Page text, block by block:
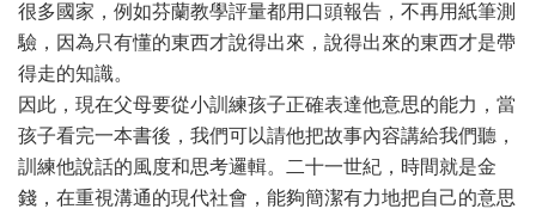
很多國家，例如芬蘭教學評量都用口頭報告，不再用紙筆測
驗，因為只有懂的東西才說得出來，說得出來的東西才是帶
得走的知識。
因此，現在父母要從小訓練孩子正確表達他意思的能力，當
孩子看完一本書後，我們可以請他把故事內容講給我們聽，
訓練他說話的風度和思考邏輯。二十一世紀，時間就是金
錢，在重視溝通的現代社會，能夠簡潔有力地把自己的意思